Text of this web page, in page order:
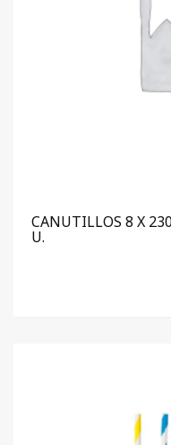
CANUTILLOS 8 X
U.